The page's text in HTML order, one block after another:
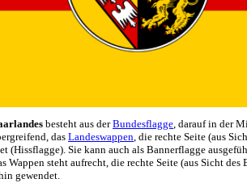
besteht aus derBundesflagge, darauf in der
das Landeswappen, die rechte Seite (aus
(Hissflagge). Sie kann auch als Bannerflagge
Wappen steht aufrecht, die rechte Seite (aus Sicht
gewendet.